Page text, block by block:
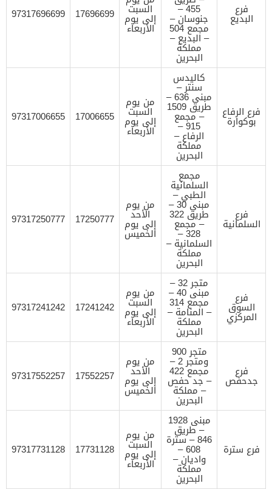
فرع
البديع
455 –
جنوسان –
مجمع 504
– البديع –
مملكة
البحرين
السبت
إلى يوم
الأربعاء
17696699
97317696699
فرع الرفاع
بوكوارة
كاليدس
سنتر –
مبنى 636 –
طريق 1509
– مجمع
915 –
الرفاع –
مملكة
البحرين
من يوم
السبت
إلى يوم
الأربعاء
17006655
97317006655
فرع
السلمانية
مجمع
السلمانية
الطبي –
مبنى 30 –
طريق 322
– مجمع
328 –
السلمانية –
مملكة
البحرين
من يوم
الأحد
إلى يوم
الخميس
17250777
97317250777
فرع
السوق
المركزي
متجر 32 –
مبنى 40 –
مجمع 314
– المنامة –
مملكة
البحرين
من يوم
السبت
إلى يوم
الأربعاء
17241242
97317241242
فرع
جدحفص
متجر 900
ومتجر 2 –
مجمع 422
– جد حفص
– مملكة
البحرين
من يوم
الأحد
إلى يوم
الخميس
17552257
97317552257
فرع سترة
مبنى 1928
– طريق
846 – سترة
608 –
واديان –
مملكة
البحرين
من يوم
السبت
إلى يوم
الأربعاء
17731128
97317731128